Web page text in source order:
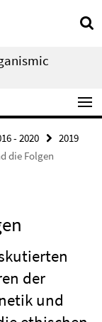
- 2020
2019
die Folgen
der
und